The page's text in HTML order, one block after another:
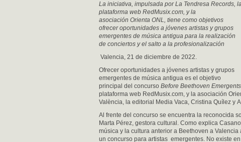
La iniciativa, impulsada por La Tendresa Records, la
plataforma web RedMusix.com, y la
asociación Orienta ONL, tiene como objetivos
ofrecer oportunidades a jóvenes artistas y grupos
emergentes de música antigua para la realización
de conciertos y el salto a la profesionalización
Valencia, 21 de diciembre de 2022.
Ofrecer oportunidades a jóvenes artistas y grupos
emergentes de música antigua es el objetivo
principal del concurso Before Beethoven
plataforma web RedMusix.com, y la asociación
València, la editorial Media Vaca, Cristina Quílez y
Al frente del concurso se encuentra la reconocida
Marta Pérez, gestora cultural. Como explica
música y la cultura anterior a Beethoven a
un concurso para artistas emergentes. No existe